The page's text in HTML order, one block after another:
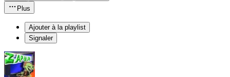
Plus
Ajouter à la playlist
Signaler